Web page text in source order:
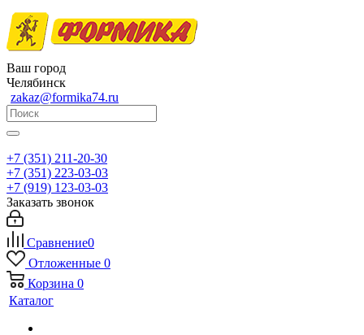
Ваш город
Челябинск
zakaz@formika74.ru
+7 (351) 211-20-30
+7 (351) 223-03-03
+7 (919) 123-03-03
Заказать звонок
Сравнение0
Отложенные 0
Корзина 0
Каталог